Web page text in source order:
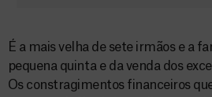
É a mais velha de sete irmãos e a
pequena quinta e da venda dos
Os constragimentos financeiros